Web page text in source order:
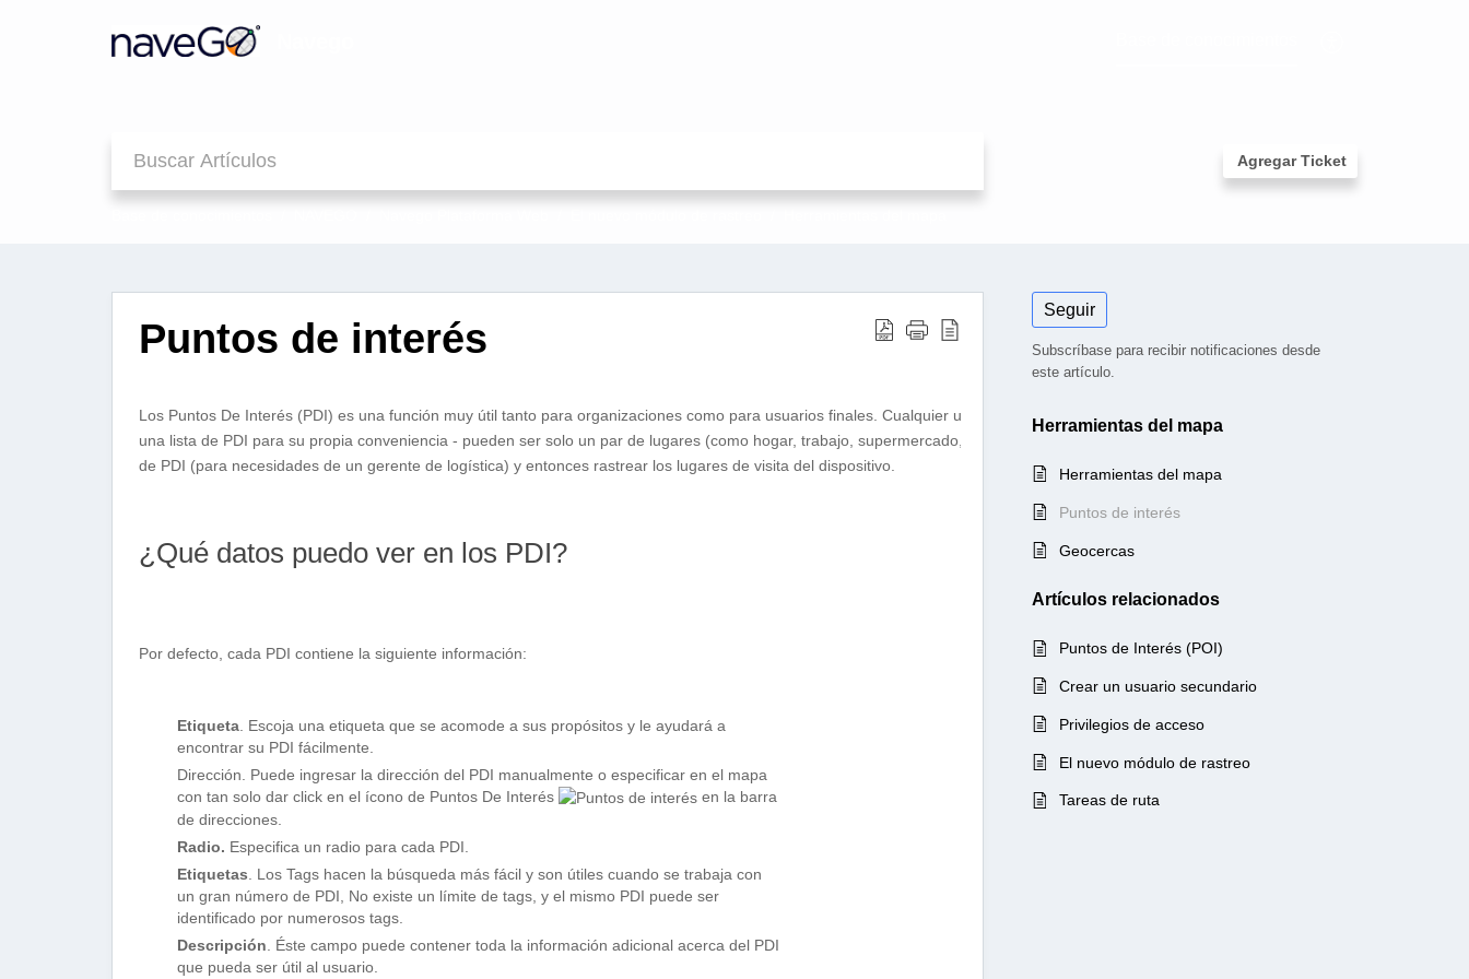
Agregar Ticket
Puntos de interés
Los Puntos De Interés (PDI) es una función muy útil tanto para organizaciones como para usuarios finales. Cualquier usuario puede crear
una lista de PDI para su propia conveniencia - pueden ser solo un par de lugares (como hogar, trabajo, supermercado, etc.) o incluir cientos
de PDI (para necesidades de un gerente de logística) y entonces rastrear los lugares de visita del dispositivo.
¿Qué datos puedo ver en los PDI?
Por defecto, cada PDI contiene la siguiente información:
Etiqueta . Escoja una etiqueta que se acomode a sus propósitos y le ayudará a
encontrar su PDI fácilmente.
Dirección. Puede ingresar la dirección del PDI manualmente o especificar en el mapa
con tan solo dar click en el ícono de Puntos De Interés
en la barra
de direcciones.
Radio. Especifica un radio para cada PDI.
Etiquetas. Los Tags hacen la búsqueda más fácil y son útiles cuando se trabaja con
un gran número de PDI, No existe un límite de tags, y el mismo PDI puede ser
identificado por numerosos tags.
Descripción. Éste campo puede contener toda la información adicional acerca del PDI
que pueda ser útil al usuario.
Seguir
Subscríbase para recibir notificaciones desde
este artículo.
Herramientas del mapa
Herramientas del mapa
Puntos de interés
Geocercas
Artículos relacionados
Puntos de Interés (POI)
Crear un usuario secundario
Privilegios de acceso
El nuevo módulo de rastreo
Tareas de ruta